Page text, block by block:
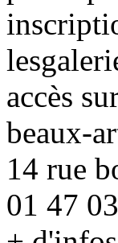
accès
beaux-
14 rue
01 47